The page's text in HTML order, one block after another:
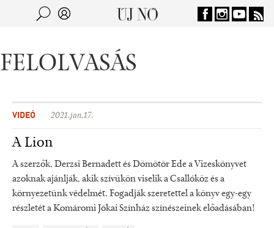
Jump to navigation
FELOLVASÁS
VIDEÓ 2021.jan.17.
A Lion
A szerzők, Derzsi Bernadett és Dömötör Ede a Vizeskönyvet
azoknak ajánlják, akik szívükön viselik a Csallóköz és a
környezetünk védelmét. Fogadják szeretettel a könyv egy-egy
részletét a Komáromi Jókai Színház színészeinek előadásában!